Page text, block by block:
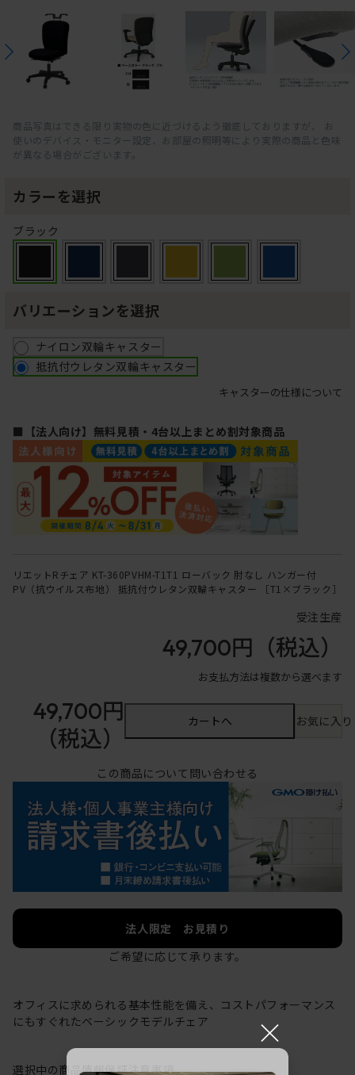
商品写真はできる限り実物の色に近づけるよう徹底しておりますが、 お
使いのデバイス・モニター設定、お部屋の照明等により実際の商品と色味
が異なる場合がございます。
カラーを選択
ブラック
バリエーションを選択
ナイロン双輪キャスター
抵抗付ウレタン双輪キャスター
キャスターの仕様について
■【法人向け】無料見積・4台以上まとめ割対象商品
リエットRチェア KT-360PVHM-T1T1 ローバック 肘なし ハンガー付
PV（抗ウイルス布地） 抵抗付ウレタン双輪キャスター ［T1×ブラック］
受注生産
49,700円 （税込）
お支払方法は複数から選べます
49,700円
（税込）
カートへ お気に入
この商品について問い合わせる
法人限定 お見積り
ご希望に応じて承ります。
オフィスに求められる基本性能を備え、コストパフォーマンス
にもすぐれたベーシックモデルチェア
選択中の商品情報保証注意事項
×